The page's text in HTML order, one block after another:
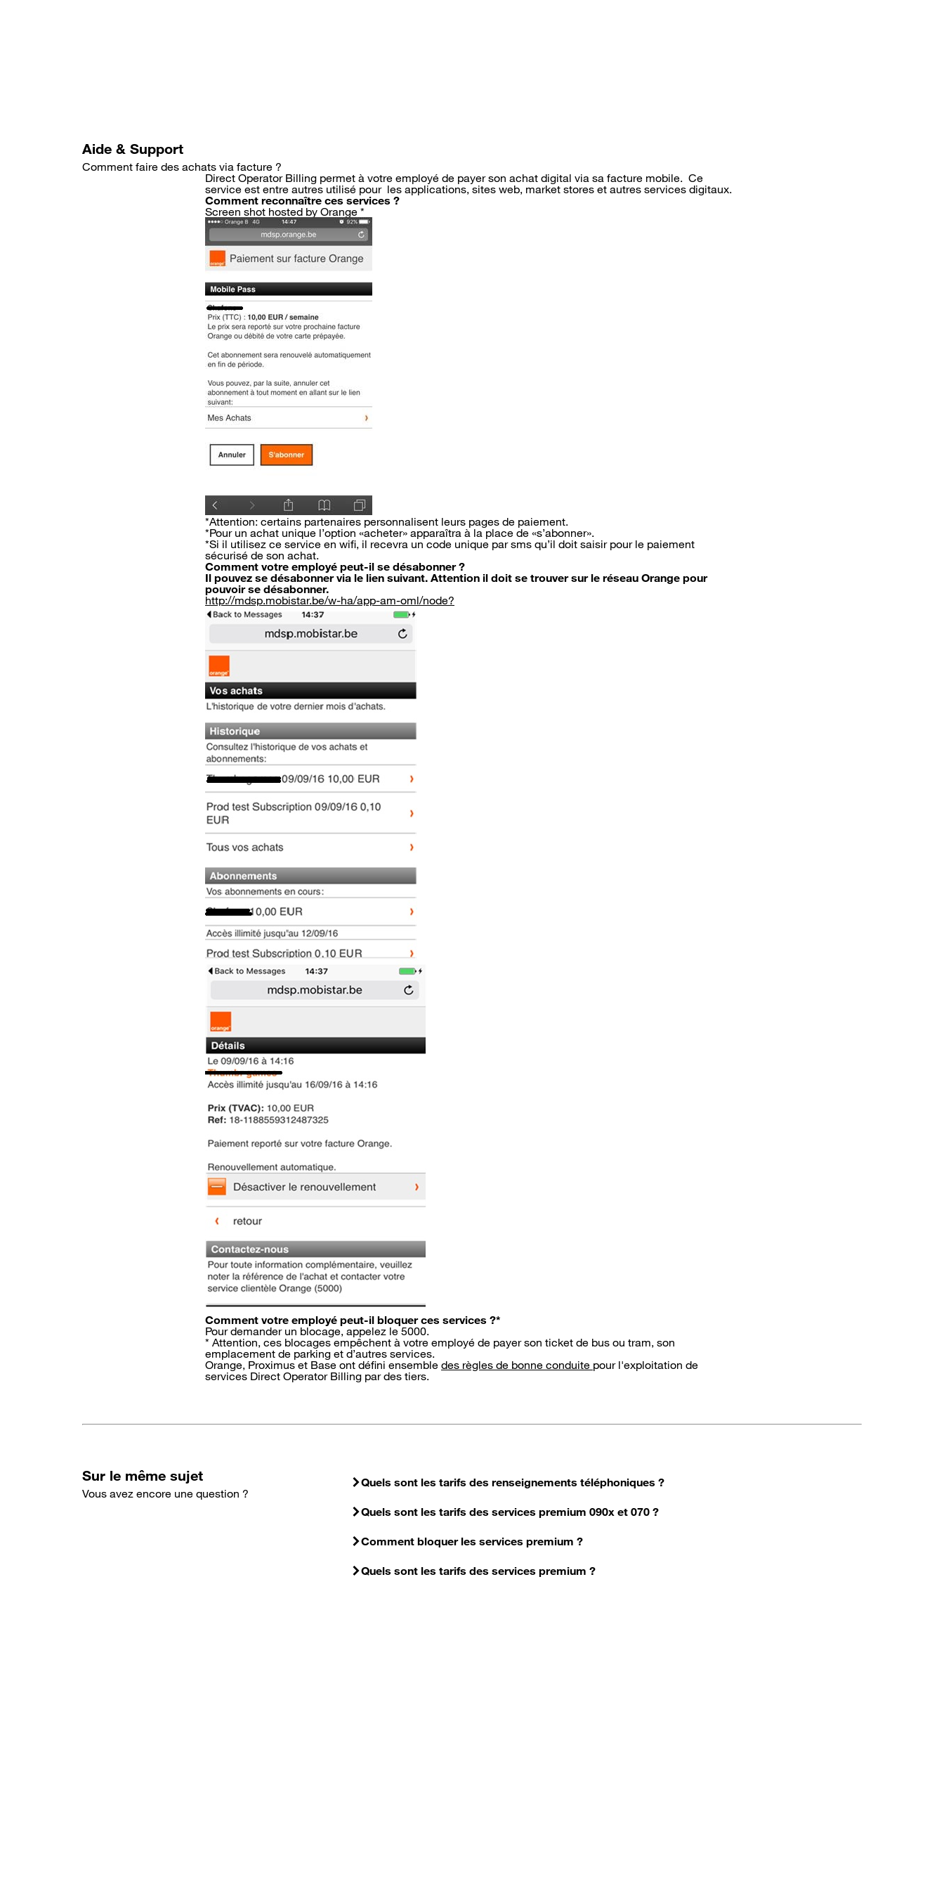
Aide & Support
Comment faire des achats via facture ?
Direct Operator Billing permet à votre employé de payer son achat digital via sa facture mobile. Ce
service est entre autres utilisé pour les applications, sites web, market stores et autres services digitaux.
Comment reconnaître ces services ?
Screen shot hosted by Orange *
*Attention: certains partenaires personnalisent leurs pages de paiement.
*Pour un achat unique l’option «acheter» apparaîtra à la place de «s’abonner».
*Si il utilisez ce service en wifi, il recevra un code unique par sms qu’il doit saisir pour le paiement
sécurisé de son achat.
Comment votre employé peut-il se désabonner ?
Il pouvez se désabonner via le lien suivant. Attention il doit se trouver sur le réseau Orange pour
pouvoir se désabonner.
http://mdsp.mobistar.be/w-ha/app-am-oml/node?
Comment votre employé peut-il bloquer ces services ?*
Pour demander un blocage, appelez le 5000.
* Attention, ces blocages empêchent à votre employé de payer son ticket de bus ou tram, son
emplacement de parking et d’autres services.
Orange, Proximus et Base ont défini ensemble des règles de bonne conduite pour l'exploitation de
services Direct Operator Billing par des tiers.
Sur le même sujet
Vous avez encore une question ?
Quels sont les tarifs des renseignements téléphoniques ?
Quels sont les tarifs des services premium 090x et 070 ?
Comment bloquer les services premium ?
Quels sont les tarifs des services premium ?